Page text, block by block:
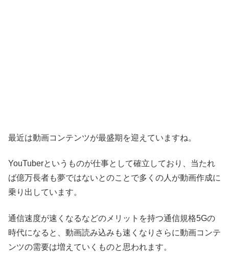
最近は動画コンテンツが最盛期を迎えていますね。
YouTuberというものが仕事として確立しており、当たれ
ば億万長者も夢ではないとのことで多くの人が動画作成に
乗り出しています。
通信速度が速くなるなどのメリットを持つ通信規格5Gの
時代になると、動画読み込みも速くなりさらに動画コンテ
ンツの需要は増えていくものと思われます。